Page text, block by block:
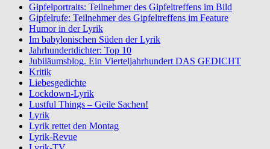
Gipfelportraits: Teilnehmer des Gipfeltreffens im Bild
Gipfelrufe: Teilnehmer des Gipfeltreffens im Feature
Humor in der Lyrik
Im babylonischen Süden der Lyrik
Jahrhundertdichter: Top 10
Jubiläumsblog. Ein Vierteljahrhundert DAS GEDICHT
Kritik
Liebesgedichte
Lockdown-Lyrik
Lustful Things – Geile Sachen!
Lyrik
Lyrik rettet den Montag
Lyrik-Revue